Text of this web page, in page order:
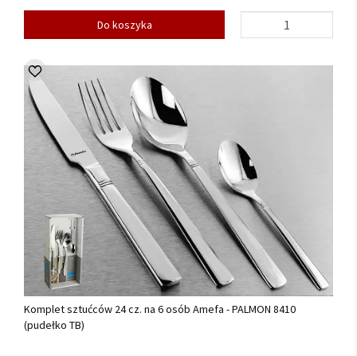
Do koszyka
Komplet sztućców 24 cz. na 6 osób Amefa - PALMON 8410
(pudełko TB)